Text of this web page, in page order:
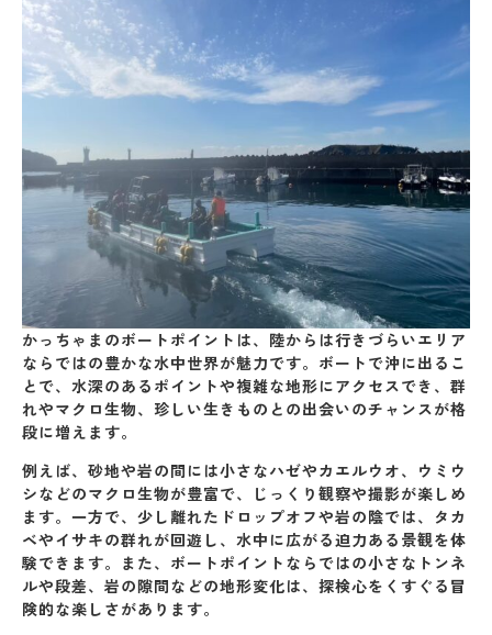
かっちゃまのボートポイントは、陸からは行きづらいエリア
ならではの豊かな水中世界が魅力です。ボートで沖に出るこ
とで、水深のあるポイントや複雑な地形にアクセスでき、群
れやマクロ生物、珍しい生きものとの出会いのチャンスが格
段に増えます。
例えば、砂地や岩の間には小さなハゼやカエルウオ、ウミウ
シなどのマクロ生物が豊富で、じっくり観察や撮影が楽しめ
ます。一方で、少し離れたドロップオフや岩の陰では、タカ
ベやイサキの群れが回遊し、水中に広がる迫力ある景観を体
験できます。また、ボートポイントならではの小さなトンネ
ルや段差、岩の隙間などの地形変化は、探検心をくすぐる冒
険的な楽しさがあります。